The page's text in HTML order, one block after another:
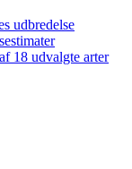
udbredelse
18 udvalgte arter